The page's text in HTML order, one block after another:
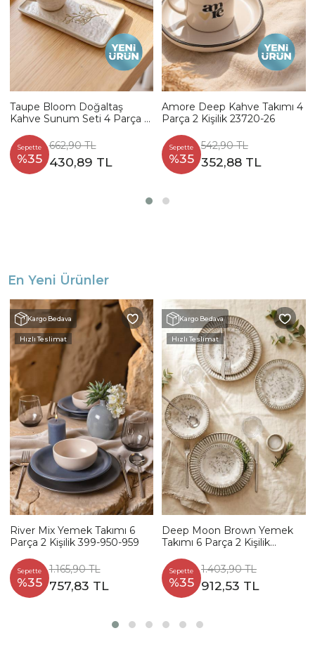
Taupe Bloom Doğaltaş
Kahve Sunum Seti 4 Parça 2
Sepette
%35
662,90 TL
430,89 TL
Amore Deep Kahve Takımı 4
Parça 2 Kişilik 23720-26
Sepette
%35
542,90 TL
352,88 TL
En Yeni Ürünler
Kargo Bedava
Hızlı Teslimat
River Mix Yemek Takımı 6
Parça 2 Kişilik 399-950-959
Sepette
%35
1.165,90 TL
757,83 TL
Kargo Bedava
Hızlı Teslimat
Deep Moon Brown Yemek
Takımı 6 Parça 2 Kişilik
Sepette
%35
1.403,90 TL
912,53 TL